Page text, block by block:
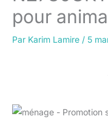
pour
Par Karim Lamire / 5